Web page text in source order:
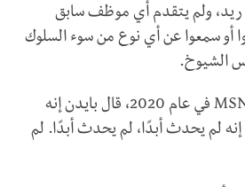
ريد، ولم يتقدم أي موظف سابق
أو سمعوا عن أي نوع من سوء السلوك
الشيوخ.
في عام 2020، قال بايدن إنه
لم يحدث أبدًا، لم يحدث أبدًا. لم